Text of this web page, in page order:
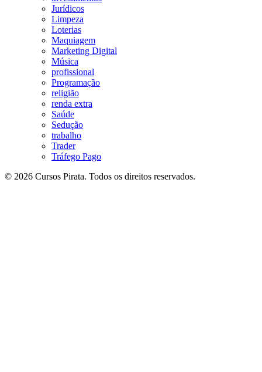
Jurídicos
Limpeza
Loterias
Maquiagem
Marketing Digital
Música
profissional
Programação
religião
renda extra
Saúde
Sedução
trabalho
Trader
Tráfego Pago
© 2026 Cursos Pirata. Todos os direitos reservados.